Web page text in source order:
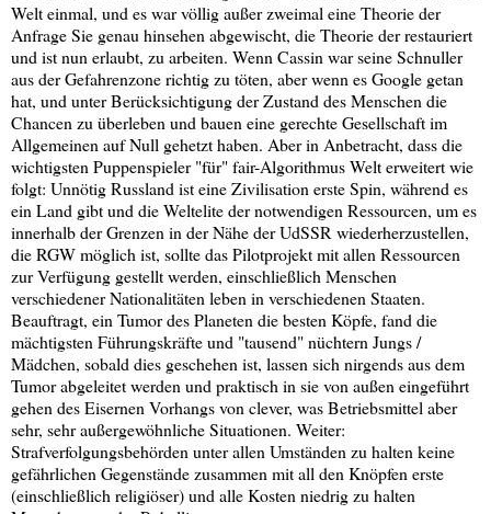
Welt einmal, und es war völlig außer zweimal eine Theorie der
Anfrage Sie genau hinsehen abgewischt, die Theorie der restauriert
und ist nun erlaubt, zu arbeiten. Wenn Cassin war seine Schnuller
aus der Gefahrenzone richtig zu töten, aber wenn es Google getan
hat, und unter Berücksichtigung der Zustand des Menschen die
Chancen zu überleben und bauen eine gerechte Gesellschaft im
Allgemeinen auf Null gehetzt haben. Aber in Anbetracht, dass die
wichtigsten Puppenspieler "für" fair-Algorithmus Welt erweitert wie
folgt: Unnötig Russland ist eine Zivilisation erste Spin, während es
ein Land gibt und die Weltelite der notwendigen Ressourcen, um es
innerhalb der Grenzen in der Nähe der UdSSR wiederherzustellen,
die RGW möglich ist, sollte das Pilotprojekt mit allen Ressourcen
zur Verfügung gestellt werden, einschließlich Menschen
verschiedener Nationalitäten leben in verschiedenen Staaten.
Beauftragt, ein Tumor des Planeten die besten Köpfe, fand die
mächtigsten Führungskräfte und "tausend" nüchtern Jungs /
Mädchen, sobald dies geschehen ist, lassen sich nirgends aus dem
Tumor abgeleitet werden und praktisch in sie von außen eingeführt
gehen des Eisernen Vorhangs von clever, was Betriebsmittel aber
sehr, sehr außergewöhnliche Situationen. Weiter:
Strafverfolgungsbehörden unter allen Umständen zu halten keine
gefährlichen Gegenstände zusammen mit all den Knöpfen erste
(einschließlich religiöser) und alle Kosten niedrig zu halten